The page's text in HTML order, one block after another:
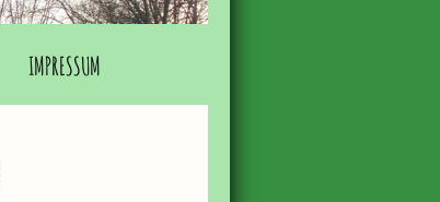
IMPRESSUM